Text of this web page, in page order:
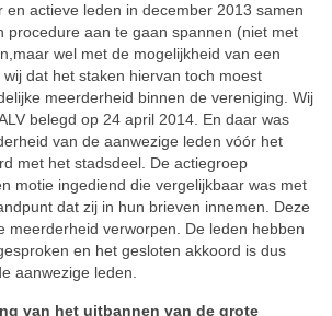
en actieve leden in december 2013 samen
procedure aan te gaan spannen (niet met
wel met de mogelijkheid van een
dat het staken hiervan toch moest
meerderheid binnen de vereniging. Wij
belegd op 24 april 2014. En daar was
van de aanwezige leden vóór het
met het stadsdeel. De actiegroep
motie ingediend die vergelijkbaar was met
dat zij in hun brieven innemen. Deze
meerderheid verworpen. De leden hebben
en het gesloten akkoord is dus
aanwezige leden.
van het uitbannen van de grote